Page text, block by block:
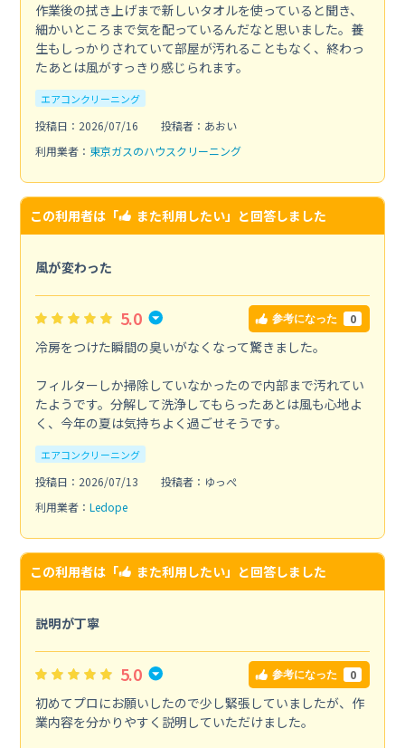
作業後の拭き上げまで新しいタオルを使っていると聞き、
細かいところまで気を配っているんだなと思いました。養
生もしっかりされていて部屋が汚れることもなく、終わっ
たあとは風がすっきり感じられます。
エアコンクリーニング
投稿日：2026/07/16
投稿者：あおい
利用業者： 東京ガスのハウスクリーニング
この利用者は「 また利用したい」と回答しました
風が変わった
5.0 参考になった 0
冷房をつけた瞬間の臭いがなくなって驚きました。
フィルターしか掃除していなかったので内部まで汚れてい
たようです。分解して洗浄してもらったあとは風も心地よ
く、今年の夏は気持ちよく過ごせそうです。
エアコンクリーニング
投稿日：2026/07/13
投稿者：ゆっぺ
利用業者： Ledope
この利用者は「 また利用したい」と回答しました
説明が丁寧
5.0 参考になった 0
初めてプロにお願いしたので少し緊張していましたが、作
業内容を分かりやすく説明していただけました。